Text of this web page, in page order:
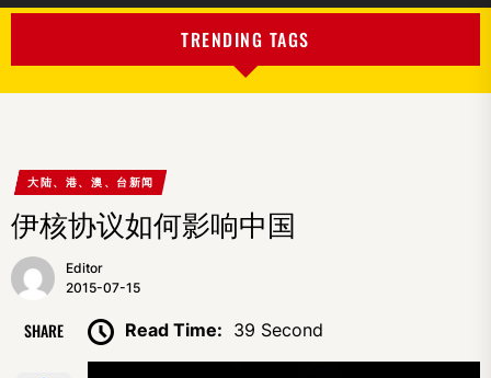
TRENDING TAGS
大陆、港、澳、台新闻
伊核协议如何影响中国
Editor
2015-07-15
SHARE Read Time: 39 Second